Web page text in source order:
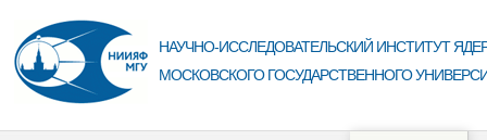
НАУЧНО-ИССЛЕДОВАТЕЛЬСКИЙ ИНСТИТУТ
МОСКОВСКОГО ГОСУДАРСТВЕННОГО